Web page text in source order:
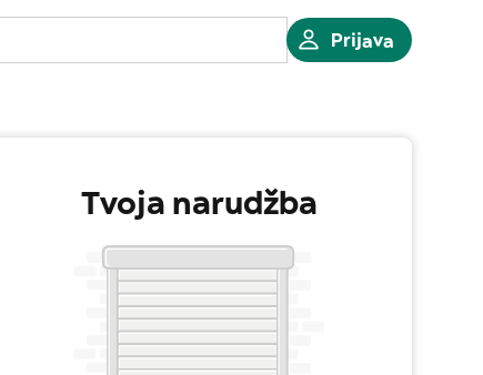
Prijava
Tvoja narudžba